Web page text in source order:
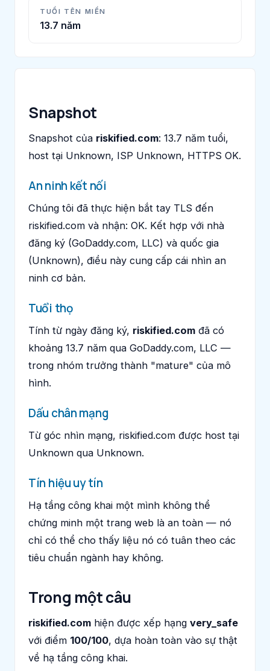
TUỔI TÊN MIỀN
13.7 năm
Snapshot
Snapshot của riskified.com: 13.7 năm tuổi,
host tại Unknown, ISP Unknown, HTTPS OK.
An ninh kết nối
Chúng tôi đã thực hiện bắt tay TLS đến
riskified.com và nhận: OK. Kết hợp với nhà
đăng ký (GoDaddy.com, LLC) và quốc gia
(Unknown), điều này cung cấp cái nhìn an
ninh cơ bản.
Tuổi thọ
Tính từ ngày đăng ký, riskified.com đã có
khoảng 13.7 năm qua GoDaddy.com, LLC —
trong nhóm trưởng thành "mature" của mô
hình.
Dấu chân mạng
Từ góc nhìn mạng, riskified.com được host tại
Unknown qua Unknown.
Tín hiệu uy tín
Hạ tầng công khai một mình không thể
chứng minh một trang web là an toàn — nó
chỉ có thể cho thấy liệu nó có tuân theo các
tiêu chuẩn ngành hay không.
Trong một câu
riskified.com hiện được xếp hạng very_safe
với điểm 100/100, dựa hoàn toàn vào sự thật
về hạ tầng công khai.